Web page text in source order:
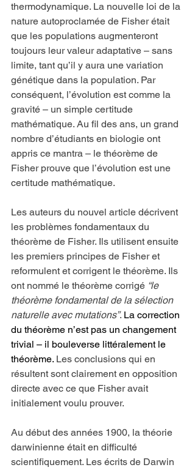
thermodynamique. La nouvelle loi de la
nature autoproclamée de Fisher était
que les populations augmenteront
toujours leur valeur adaptative – sans
limite, tant qu’il y aura une variation
génétique dans la population. Par
conséquent, l’évolution est comme la
gravité – un simple certitude
mathématique. Au fil des ans, un grand
nombre d’étudiants en biologie ont
appris ce mantra – le théorème de
Fisher prouve que l’évolution est une
certitude mathématique.
Les auteurs du nouvel article décrivent
les problèmes fondamentaux du
théorème de Fisher. Ils utilisent ensuite
les premiers principes de Fisher et
reformulent et corrigent le théorème. Ils
ont nommé le théorème corrigé “le
théorème fondamental de la sélection
naturelle avec mutations”. La correction
du théorème n’est pas un changement
trivial – il bouleverse littéralement le
théorème. Les conclusions qui en
résultent sont clairement en opposition
directe avec ce que Fisher avait
initialement voulu prouver.
Au début des années 1900, la théorie
darwinienne était en difficulté
scientifiquement. Les écrits de Darwin